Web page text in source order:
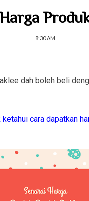
8:30 AM
dah boleh beli
cara dapatkan